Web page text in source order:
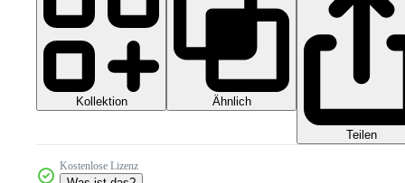
Kollektion Ähnlich
Teilen
Kostenlose Lizenz